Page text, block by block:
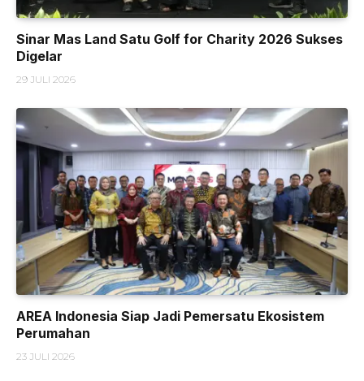
Sinar Mas Land Satu Golf for Charity 2026 Sukses
Digelar
29 JULI 2026
AREA Indonesia Siap Jadi Pemersatu Ekosistem
Perumahan
23 JULI 2026